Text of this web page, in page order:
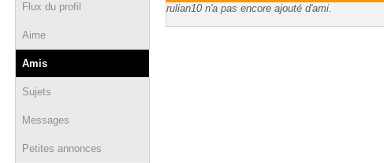
Flux du profil
Aime
Amis
Sujets
Messages
Petites annonces
rulian10 n'a pas encore ajouté d'ami.